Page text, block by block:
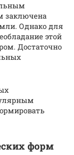
заключена
Однако для
этой
Достаточно
форм